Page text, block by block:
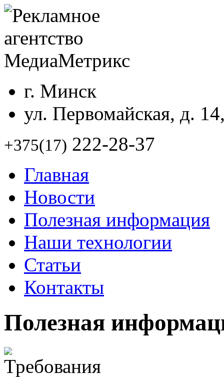
г. Минск
ул. Первомайская, д.
+375(17) 222-28-37
Главная
Новости
Полезная информация
Наши технологии
Статьи
Контакты
Полезная